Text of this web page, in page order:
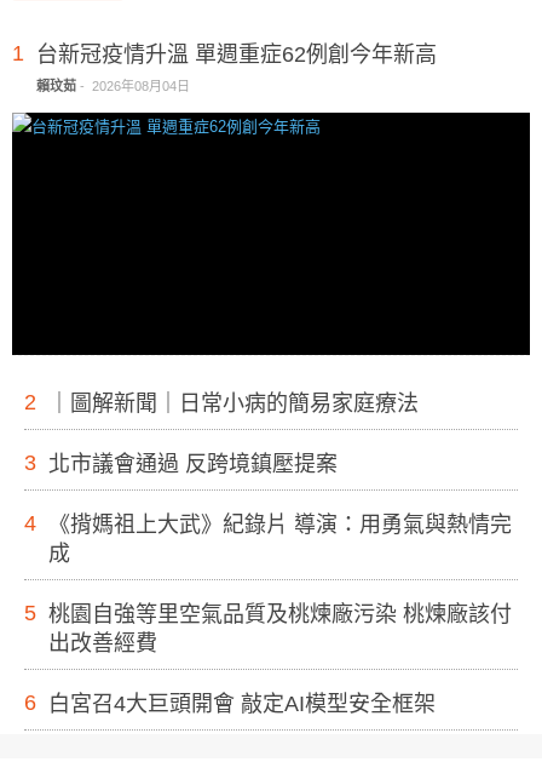
1 台新冠疫情升溫 單週重症62例創今年新高
賴玟茹 - 2026年08月04日
2 ｜圖解新聞｜日常小病的簡易家庭療法
3 北市議會通過 反跨境鎮壓提案
4
《揹媽祖上大武》紀錄片 導演：用勇氣與熱情完
成
5 桃園自強等里空氣品質及桃煉廠污染 桃煉廠該付
出改善經費
6 白宮召4大巨頭開會 敲定AI模型安全框架